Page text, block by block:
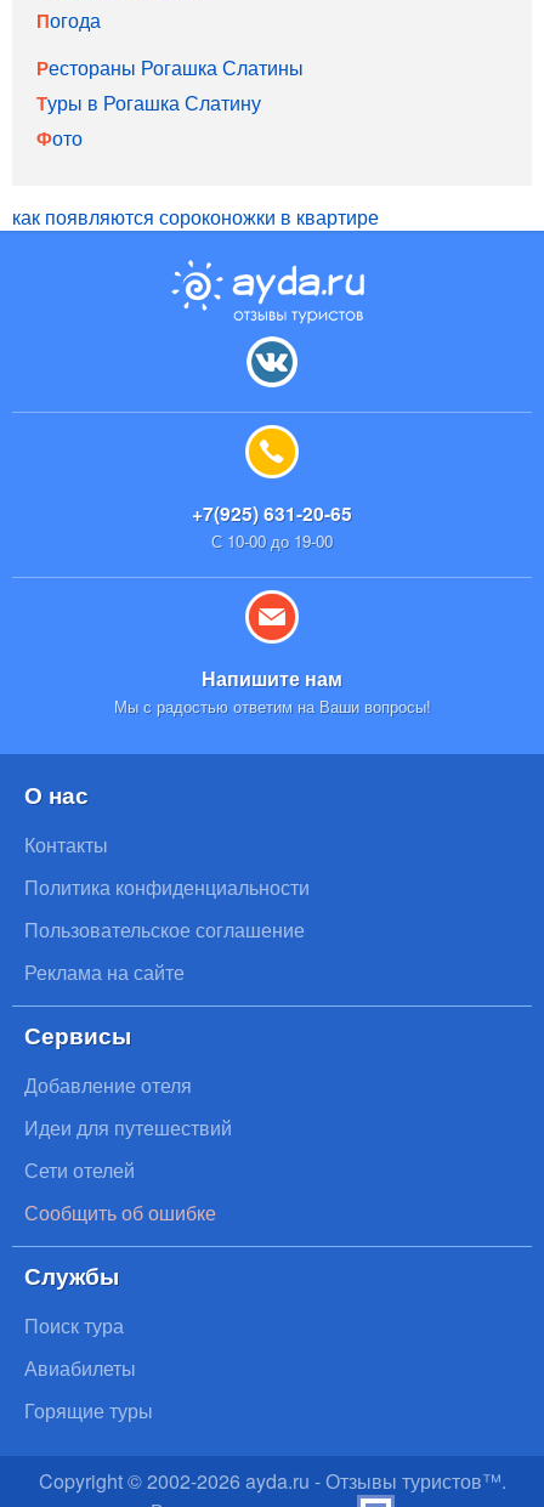
Погода
Рестораны Рогашка Слатины
Туры в Рогашка Слатину
Фото
как появляются сороконожки в квартире
+7(925) 631-20-65
С 10-00 до 19-00
Напишите нам
Мы с радостью ответим на Ваши вопросы!
О нас
Контакты
Политика конфиденциальности
Пользовательское соглашение
Реклама на сайте
Сервисы
Добавление отеля
Идеи для путешествий
Сети отелей
Сообщить об ошибке
Службы
Поиск тура
Авиабилеты
Горящие туры
Copyright © 2002-2026 ayda.ru - Отзывы туристов™.